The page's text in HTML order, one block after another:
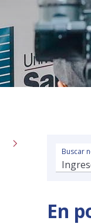
Buscar
En